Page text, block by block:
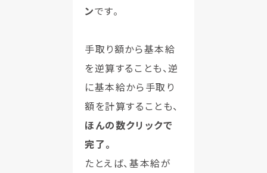
ンです。
手取り額から基本給
を逆算することも、逆
に基本給から手取り
額を計算することも、
ほんの数クリックで
完了。
たとえば、基本給が